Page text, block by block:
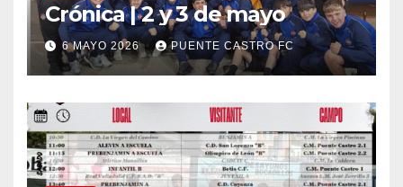
Crónica | 2 y 3 de mayo
6 MAYO 2026 PUENTE CASTRO FC